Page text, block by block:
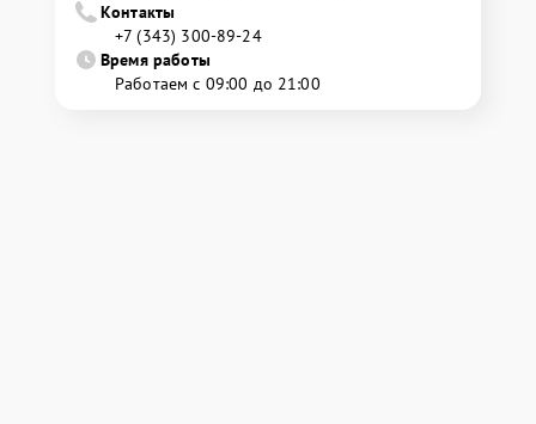
Контакты
+7 (343) 300-89-24
Время работы
Работаем с 09:00 до 21:00